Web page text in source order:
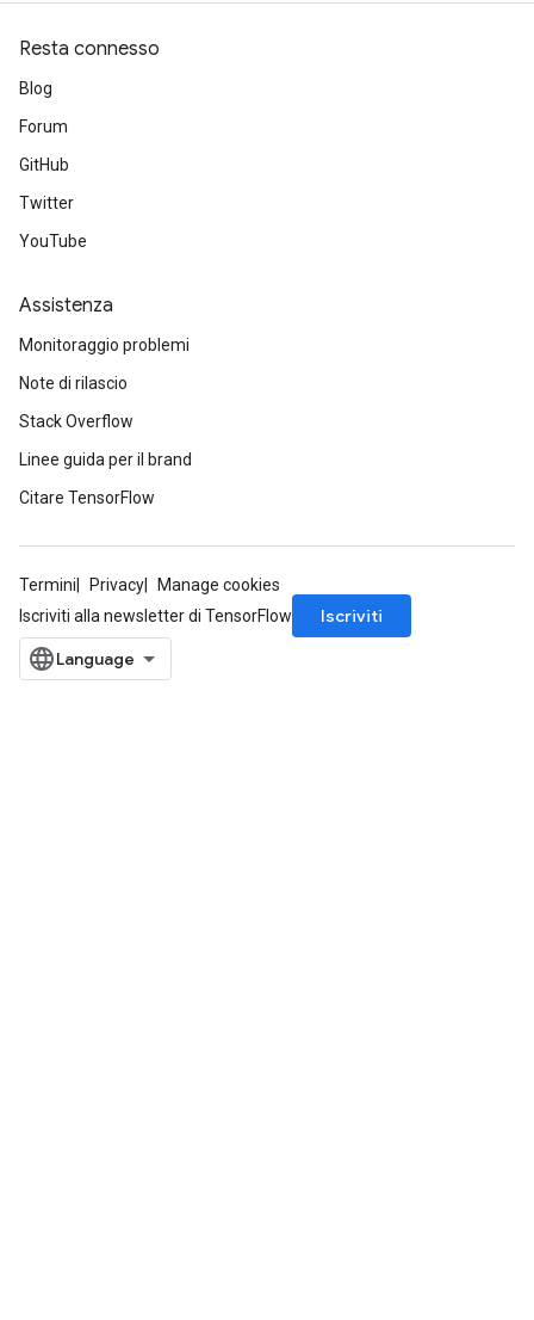
Resta connesso
Blog
Forum
GitHub
Twitter
YouTube
Assistenza
Monitoraggio problemi
Note di rilascio
Stack Overflow
Linee guida per il brand
Citare TensorFlow
Termini Privacy
Manage cookies
Iscriviti alla newsletter di TensorFlow
Iscriviti